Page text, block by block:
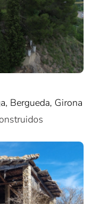
Bergueda, Girona